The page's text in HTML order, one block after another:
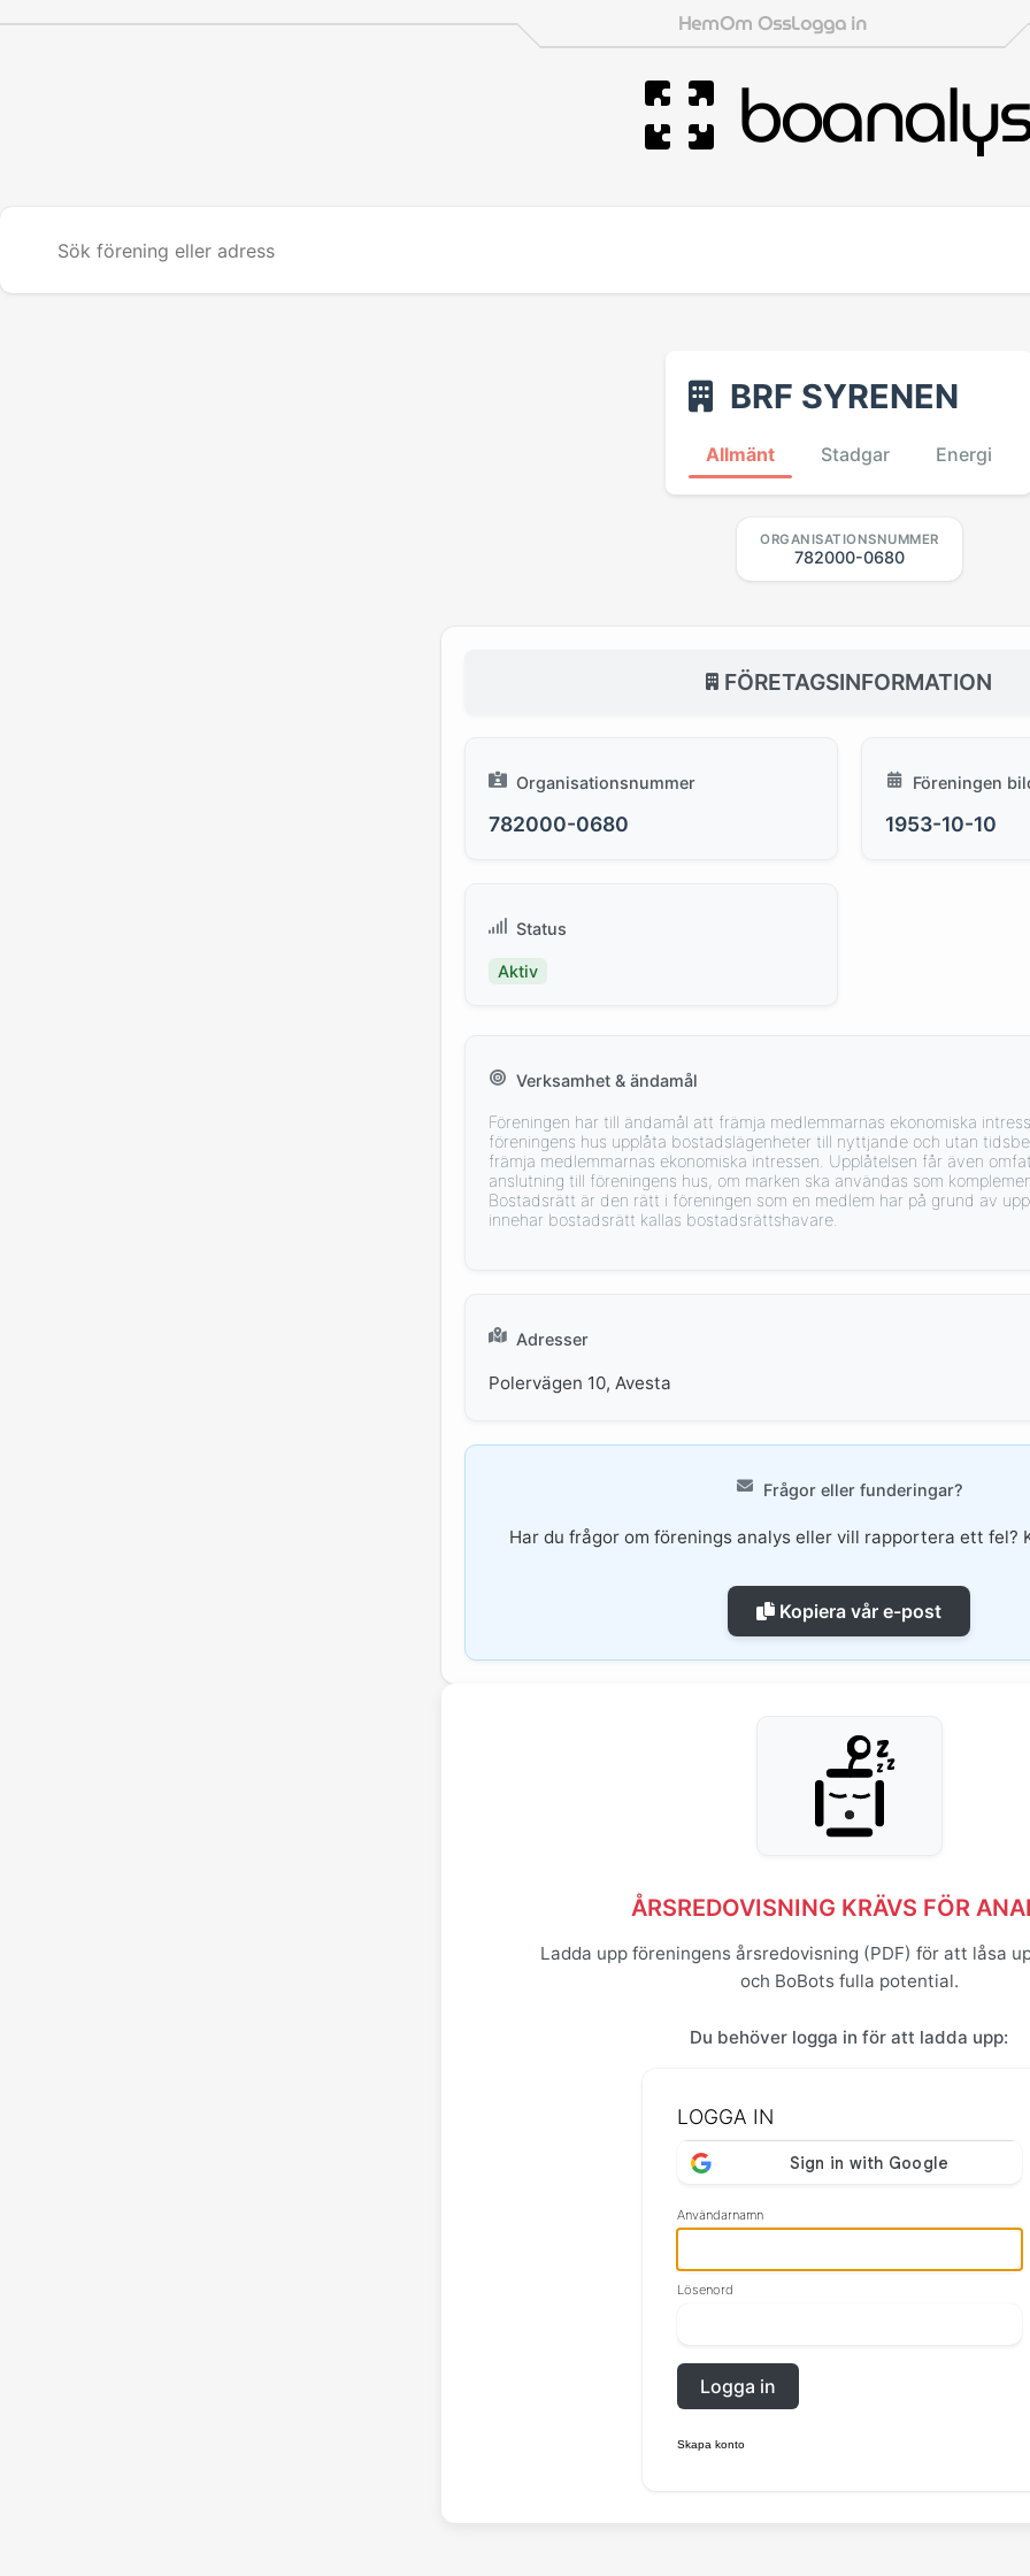
HemOm OssLogga in
BRF SYRENEN
Allmänt Stadgar Energi
ORGANISATIONSNUMMER
782000-0680
FÖRETAGSINFORMATION
Organisationsnummer
782000-0680
Föreningen
1953-10-10
Status
Aktiv
Verksamhet & ändamål
Föreningen har till ändamål att främja medlemmarnas ekonomiska
föreningens hus upplåta bostadslägenheter till nyttjande och utan
främja medlemmarnas ekonomiska intressen. Upplåtelsen får även
anslutning till föreningens hus, om marken ska användas som
Bostadsrätt är den rätt i föreningen som en medlem har på grund av
innehar bostadsrätt kallas bostadsrättshavare.
Adresser
Polervägen 10, Avesta
Frågor eller funderingar?
Har du frågor om förenings analys eller vill rapportera ett fel?
Kopiera vår e-post
ÅRSREDOVISNING KRÄVS FÖR
Ladda upp föreningens årsredovisning (PDF) för att låsa
och BoBots fulla potential.
Du behöver logga in för att ladda upp:
LOGGA IN
Användarnamn
Lösenord
Logga in
Skapa konto